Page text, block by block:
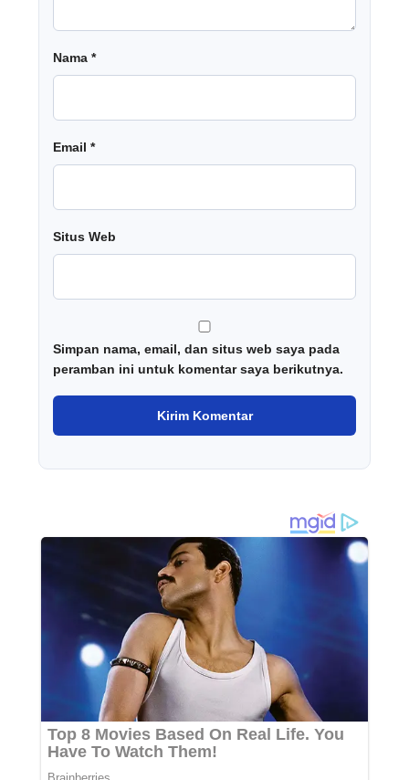
Nama *
Email *
Situs Web
Simpan nama, email, dan situs web saya pada
peramban ini untuk komentar saya berikutnya.